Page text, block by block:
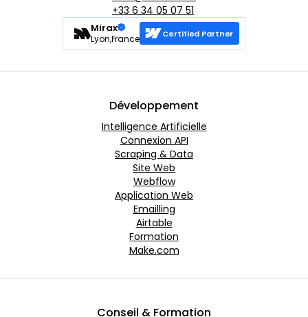
Développement
Intelligence Artificielle
Connexion API
Scraping & Data
Site Web
Webflow
Application Web
Emailling
Airtable
Formation
Make.com
Conseil & Formation
+33 6 34 05 07 51
Mirax
Lyon,France Certified Partner